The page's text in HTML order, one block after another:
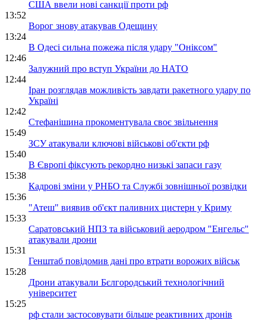
США ввели нові санкції проти рф
13:52
Ворог знову атакував Одещину
13:24
В Одесі сильна пожежа після удару "Оніксом"
12:46
Залужний про вступ України до НАТО
12:44
Іран розглядав можливість завдати ракетного удару по
Україні
12:42
Стефанішина прокоментувала своє звільнення
15:49
ЗСУ атакували ключові військові об'єкти рф
15:40
В Європі фіксують рекордно низькі запаси газу
15:38
Кадрові зміни у РНБО та Службі зовнішньої розвідки
15:36
"Атеш" виявив об'єкт паливних цистерн у Криму
15:33
Саратовський НПЗ та військовий аеродром "Енгельс"
атакували дрони
15:31
Генштаб повідомив дані про втрати ворожих військ
15:28
Дрони атакували Бєлгородський технологічний
університет
15:25
рф стали застосовувати більше реактивних дронів